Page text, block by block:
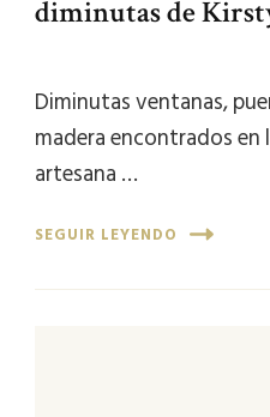
diminutas de
Diminutas ventanas,
madera encontrados en
artesana …
SEGUIR LEYENDO